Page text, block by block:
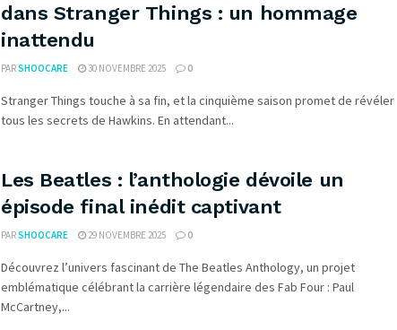
dans Stranger Things : un hommage
inattendu
PARSHOOCARE 30 NOVEMBRE 2025 0
Stranger Things touche à sa fin, et la cinquième saison promet de révéler
tous les secrets de Hawkins. En attendant...
Les Beatles : l’anthologie dévoile un
épisode final inédit captivant
PARSHOOCARE 29 NOVEMBRE 2025 0
Découvrez l’univers fascinant de The Beatles Anthology, un projet
emblématique célébrant la carrière légendaire des Fab Four : Paul
McCartney,...